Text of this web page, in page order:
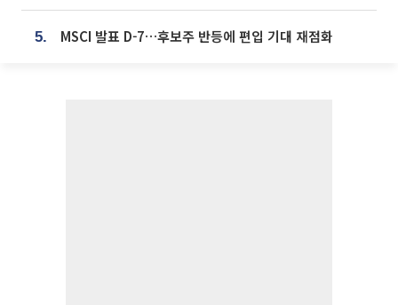
5. MSCI 발표 D-7…후보주 반등에 편입 기대 재점화